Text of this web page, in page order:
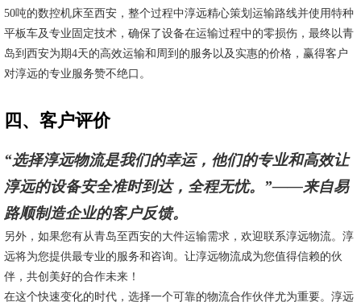
50吨的数控机床至西安，整个过程中淳远精心策划运输路线并使用特种
平板车及专业固定技术，确保了设备在运输过程中的零损伤，最终以青
岛到西安为期4天的高效运输和周到的服务以及实惠的价格，赢得客户
对淳远的专业服务赞不绝口。
四、客户评价
“选择淳远物流是我们的幸运，他们的专业和高效让
淳远的设备安全准时到达，全程无忧。”——来自易
路顺制造企业的客户反馈。
另外，如果您有从青岛至西安的大件运输需求，欢迎联系淳远物流。淳
远将为您提供最专业的服务和咨询。让淳远物流成为您值得信赖的伙
伴，共创美好的合作未来！
在这个快速变化的时代，选择一个可靠的物流合作伙伴尤为重要。淳远